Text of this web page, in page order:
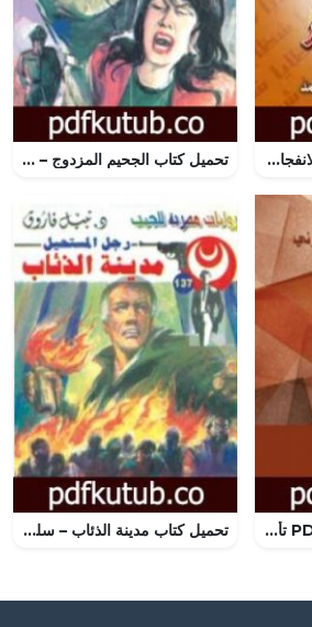
تحميل كتاب شظايا قبل الانفجار PDF تأليف أحمد إبراهيم محمد مجانا [كامل] تحميل كتاب الجحيم المزدوج – الجزء الثاني – سلسلة رجل المستحيل PDF تأليف نبيل فاروق مجانا [كامل]
تحميل كتاب ع الماشي PDF تأليف إبراهيم عبد القادر المازني مجانا [كامل] تحميل كتاب مدينة الذئاب – سلسلة رجل المستحيل PDF تأليف نبيل فاروق مجانا [كامل]